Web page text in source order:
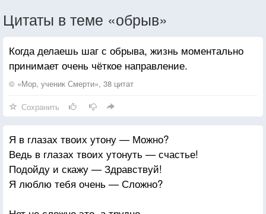
Цитаты в теме «обрыв»
Когда делаешь шаг с обрыва, жизнь моментально
принимает очень чёткое направление.
© «Мор, ученик Смерти», 38 цитат
Сохранить
Я в глазах твоих утону — Можно?
Ведь в глазах твоих утонуть — счастье!
Подойду и скажу — Здравствуй!
Я люблю тебя очень — Сложно?